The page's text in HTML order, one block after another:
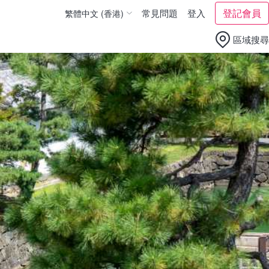
繁體中文 (香港)
English
常見問題 登入 登記會員
區域搜尋